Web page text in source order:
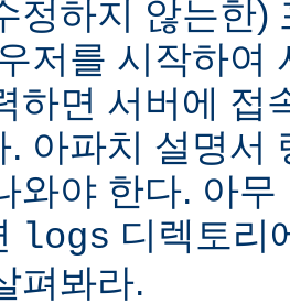
정하지 않는한)
저를 시작하여
하면 서버에 접
. 아파치 설명서
와야 한다. 아
logs 디렉토리
펴봐라.